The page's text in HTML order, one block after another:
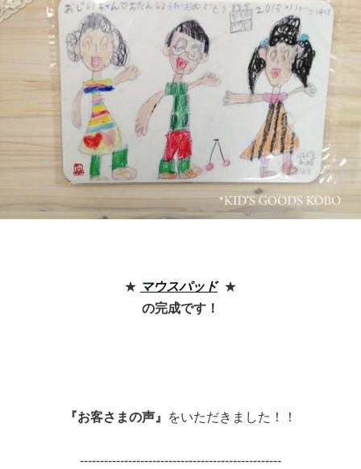
★ マウスパッド★
の完成です！
『お客さまの声』 をいただきました！！
--------------------------------------------------